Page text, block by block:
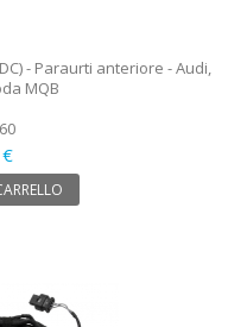
- Paraurti anteriore - Audi,
MQB